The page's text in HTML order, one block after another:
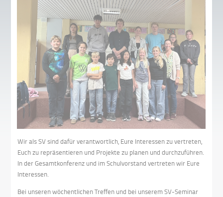
Wir als SV sind dafür verantwortlich, Eure Interessen zu vertreten,
Euch zu repräsentieren und Projekte zu planen und durchzuführen.
In der Gesamtkonferenz und im Schulvorstand vertreten wir Eure
Interessen.
Bei unseren wöchentlichen Treffen und bei unserem SV-Seminar